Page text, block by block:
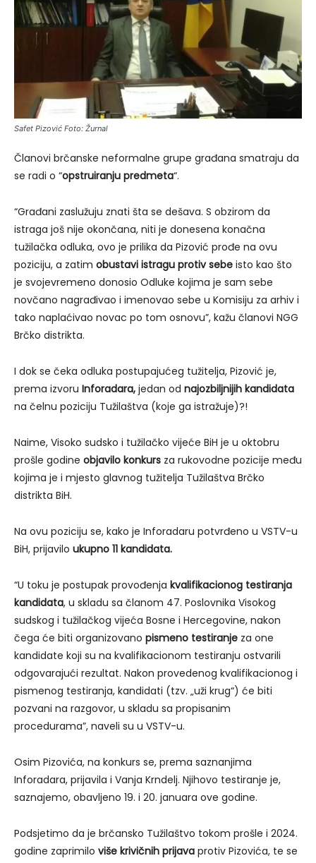
Safet Pizović Foto: Žurnal
Članovi brčanske neformalne grupe građana smatraju da
se radi o “opstruiranju predmeta“.
“Građani zaslužuju znati šta se dešava. S obzirom da
istraga još nije okončana, niti je donesena konačna
tužilačka odluka, ovo je prilika da Pizović prođe na ovu
poziciju, a zatim obustavi istragu protiv sebe isto kao što
je svojevremeno donosio Odluke kojima je sam sebe
novčano nagrađivao i imenovao sebe u Komisiju za arhiv i
tako naplaćivao novac po tom osnovu”, kažu članovi NGG
Brčko distrikta.
I dok se čeka odluka postupajućeg tužitelja, Pizović je,
prema izvoru Inforadara, jedan od najozbiljnijih kandidata
na čelnu poziciju Tužilaštva (koje ga istražuje)?!
Naime, Visoko sudsko i tužilačko vijeće BiH je u oktobru
prošle godine objavilo konkurs za rukovodne pozicije među
kojima je i mjesto glavnog tužitelja Tužilaštva Brčko
distrikta BiH.
Na ovu poziciju se, kako je Inforadaru potvrđeno u VSTV-u
BiH, prijavilo ukupno 11 kandidata.
“U toku je postupak provođenja kvalifikacionog testiranja
kandidata, u skladu sa članom 47. Poslovnika Visokog
sudskog i tužilačkog vijeća Bosne i Hercegovine, nakon
čega će biti organizovano pismeno testiranje za one
kandidate koji su na kvalifikacionom testiranju ostvarili
odgovarajući rezultat. Nakon provedenog kvalifikacionog i
pismenog testiranja, kandidati (tzv. „uži krug“) će biti
pozvani na razgovor, u skladu sa propisanim
procedurama”, naveli su u VSTV-u.
Osim Pizovića, na konkurs se, prema saznanjima
Inforadara, prijavila i Vanja Krndelj. Njihovo testiranje je,
saznajemo, obavljeno 19. i 20. januara ove godine.
Podsjetimo da je brčansko Tužilaštvo tokom prošle i 2024.
godine zaprimilo više krivičnih prijava protiv Pizovića, te se